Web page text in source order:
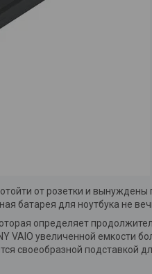
от розетки и
батарея для ноутбука не
определяет
VAIO увеличенной емкости
своеобразной